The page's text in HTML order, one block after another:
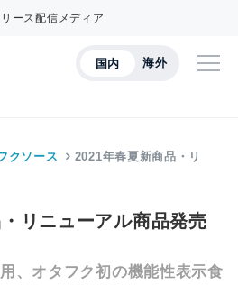
ース配信メディア
国内 海外
クソース 2021年春夏新商品・リ
リニューアル商品発売
、オタフク初の機能性表示食